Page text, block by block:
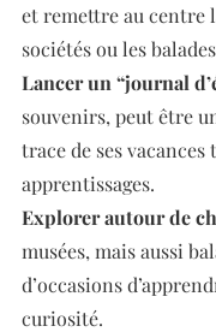
et remettre au centre
sociétés ou les
Lancer un “journal
souvenirs, peut être
trace de ses
apprentissages.
Explorer autour de
musées, mais aussi
d’occasions
curiosité.